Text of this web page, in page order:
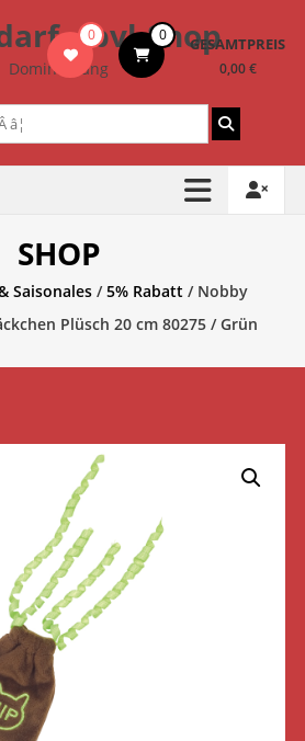
– bvl-Shop
Dominik Lang
0 0 GESAMTPREIS
0,00 €
SHOP
Saisonales /5% Rabatt / Nobby
Plüsch 20 cm 80275 / Grün